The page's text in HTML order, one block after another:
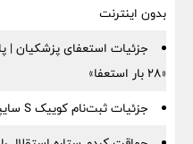
بدون اینترنت
جزئیات استعفای پزشکیان
«۲۸ بار استعفا»
جزئیات ثبت‌نام کوییک S سایپا از شنبه ۱۷ مرداد + جدول شرایط